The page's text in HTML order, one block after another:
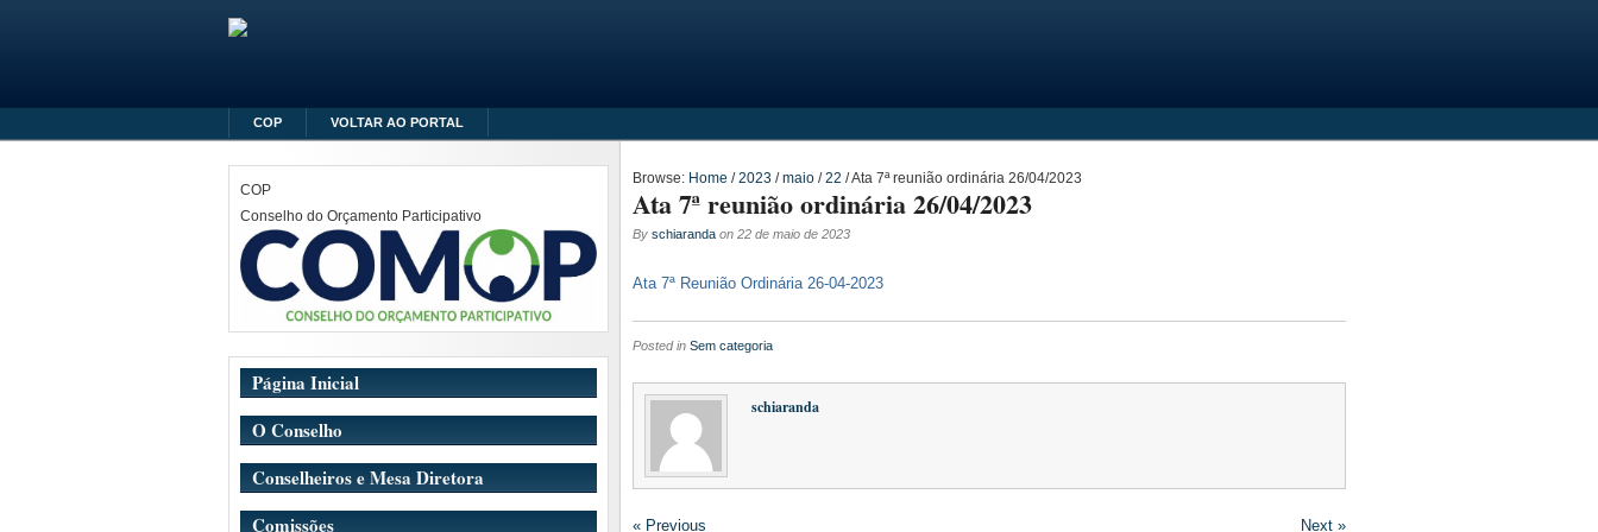
COP VOLTAR AO PORTAL
Browse: Home / 2023 / maio / 22 /Ata 7ª reunião ordinária 26/04/2023
Ata 7ª reunião ordinária 26/04/2023
By schiaranda on 22 de maio de 2023
Ata 7ª Reunião Ordinária 26-04-2023
Posted in Sem categoria
schiaranda
« Previous Next »
COP
Conselho do Orçamento Participativo
Página Inicial
O Conselho
Conselheiros e Mesa Diretora
Comissões